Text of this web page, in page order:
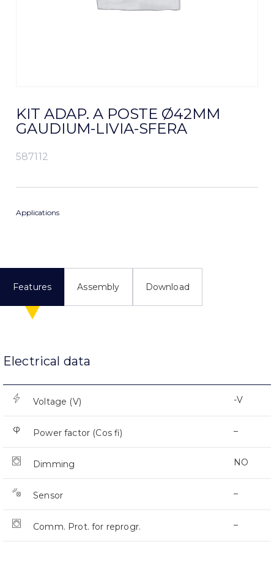
KIT ADAP. A POSTE Ø42MM
GAUDIUM-LIVIA-SFERA
587112
Applications
Features Assembly Download
Electrical data
Voltage (V) -V
Power factor (Cos fi) –
Dimming NO
Sensor –
Comm. Prot. for reprogr. –